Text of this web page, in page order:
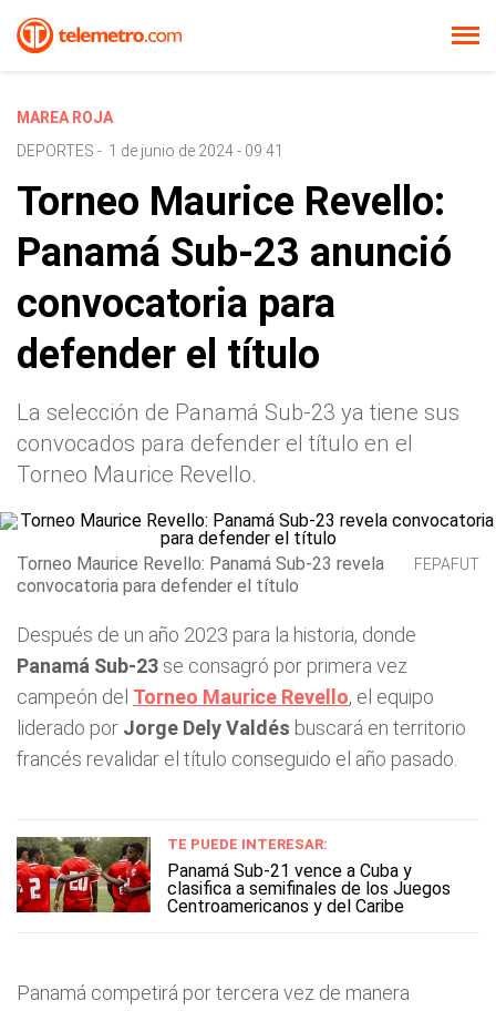
MAREA ROJA
DEPORTES - 1 de junio de 2024 - 09:41
Torneo Maurice Revello:
Panamá Sub-23 anunció
convocatoria para
defender el título
La selección de Panamá Sub-23 ya tiene sus
convocados para defender el título en el
Torneo Maurice Revello.
Torneo Maurice Revello: Panamá Sub-23 revela
convocatoria para defender el título
FEPAFUT
Después de un año 2023 para la historia, donde
Panamá Sub-23 se consagró por primera vez
campeón del Torneo Maurice Revello, el equipo
liderado por Jorge Dely Valdés buscará en territorio
francés revalidar el título conseguido el año pasado.
TE PUEDE INTERESAR:
Panamá Sub-21 vence a Cuba y
clasifica a semifinales de los Juegos
Centroamericanos y del Caribe
Panamá competirá por tercera vez de manera